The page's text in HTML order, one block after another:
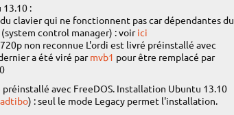
:
clavier qui ne fonctionnent pas car dépendantes du
(system control manager) : voirici
non reconnue L'ordi est livré préinstallé avec
a été viré parmvb1 pour être remplacé par
préinstallé avec FreeDOS. Installation Ubuntu 13.10
) : seul le mode Legacy permet l'installation.